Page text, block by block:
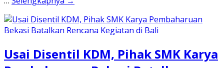
Usai Disentil KDM, Pihak SMK Karya